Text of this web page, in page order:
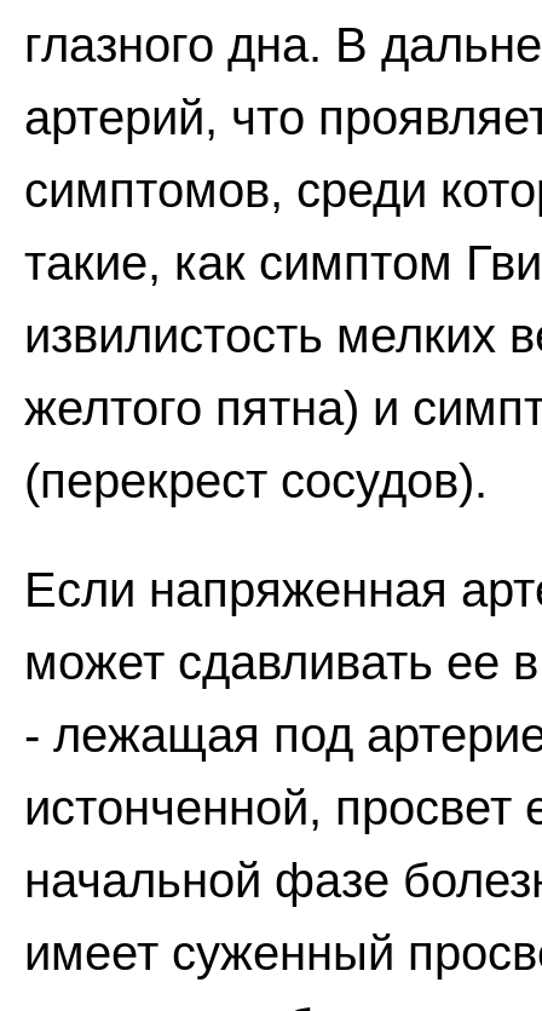
глазного дна. В
артерий, что
симптомов, среди
такие, как симптом
извилистость мелких
желтого пятна) и
(перекрест сосудов).
Если напряженная
может сдавливать ее
- лежащая под
истонченной, просвет
начальной фазе
имеет суженный